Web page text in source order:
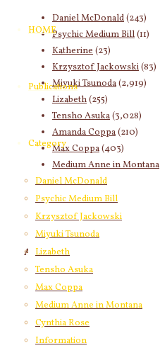
HOME
Publications
Category
Daniel McDonald
Psychic Medium Bill
Krzysztof Jackowski
Miyuki Tsunoda
Lizabeth
Tensho Asuka
Max Coppa
Medium Anne in Montana
Cynthia Rose
Information
Daniel McDonald(243)
Psychic Medium Bill(11)
Katherine(23)
Krzysztof Jackowski(83)
Miyuki Tsunoda(2,919)
Lizabeth(255)
Tensho Asuka(3,028)
Amanda Coppa(210)
Max Coppa(403)
Medium Anne in Montana
Cynthia Rose(4)
Archives
2026年7月
2026年6月(60)
2026年5月
2026年4月